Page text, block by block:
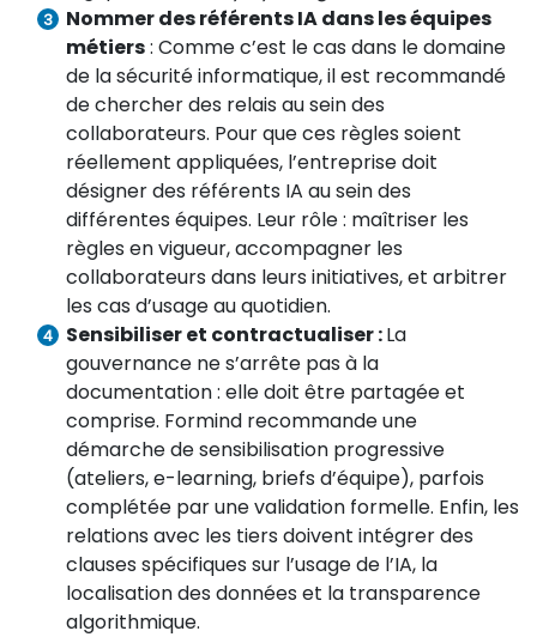
Nommer des référents IA dans les équipes
métiers: Comme c’est le cas dans le domaine
de la sécurité informatique, il est recommandé
de chercher des relais au sein des
collaborateurs. Pour que ces règles soient
réellement appliquées, l’entreprise doit
désigner des référents IA au sein des
différentes équipes. Leur rôle : maîtriser les
règles en vigueur, accompagner les
collaborateurs dans leurs initiatives, et arbitrer
les cas d’usage au quotidien.
Sensibiliser et contractualiser :La
gouvernance ne s’arrête pas à la
documentation : elle doit être partagée et
comprise. Formind recommande une
démarche de sensibilisation progressive
(ateliers, e-learning, briefs d’équipe), parfois
complétée par une validation formelle. Enfin, les
relations avec les tiers doivent intégrer des
clauses spécifiques sur l’usage de l’IA, la
localisation des données et la transparence
algorithmique.